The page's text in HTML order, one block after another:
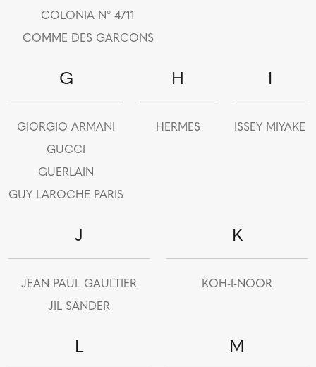
COLONIA N° 4711
COMME DES GARCONS
G
GIORGIO ARMANI
GUCCI
GUERLAIN
GUY LAROCHE PARIS
H
HERMES ISSEY MIYAKE
J
JEAN PAUL GAULTIER
JIL SANDER
K
KOH-I-NOOR
L M